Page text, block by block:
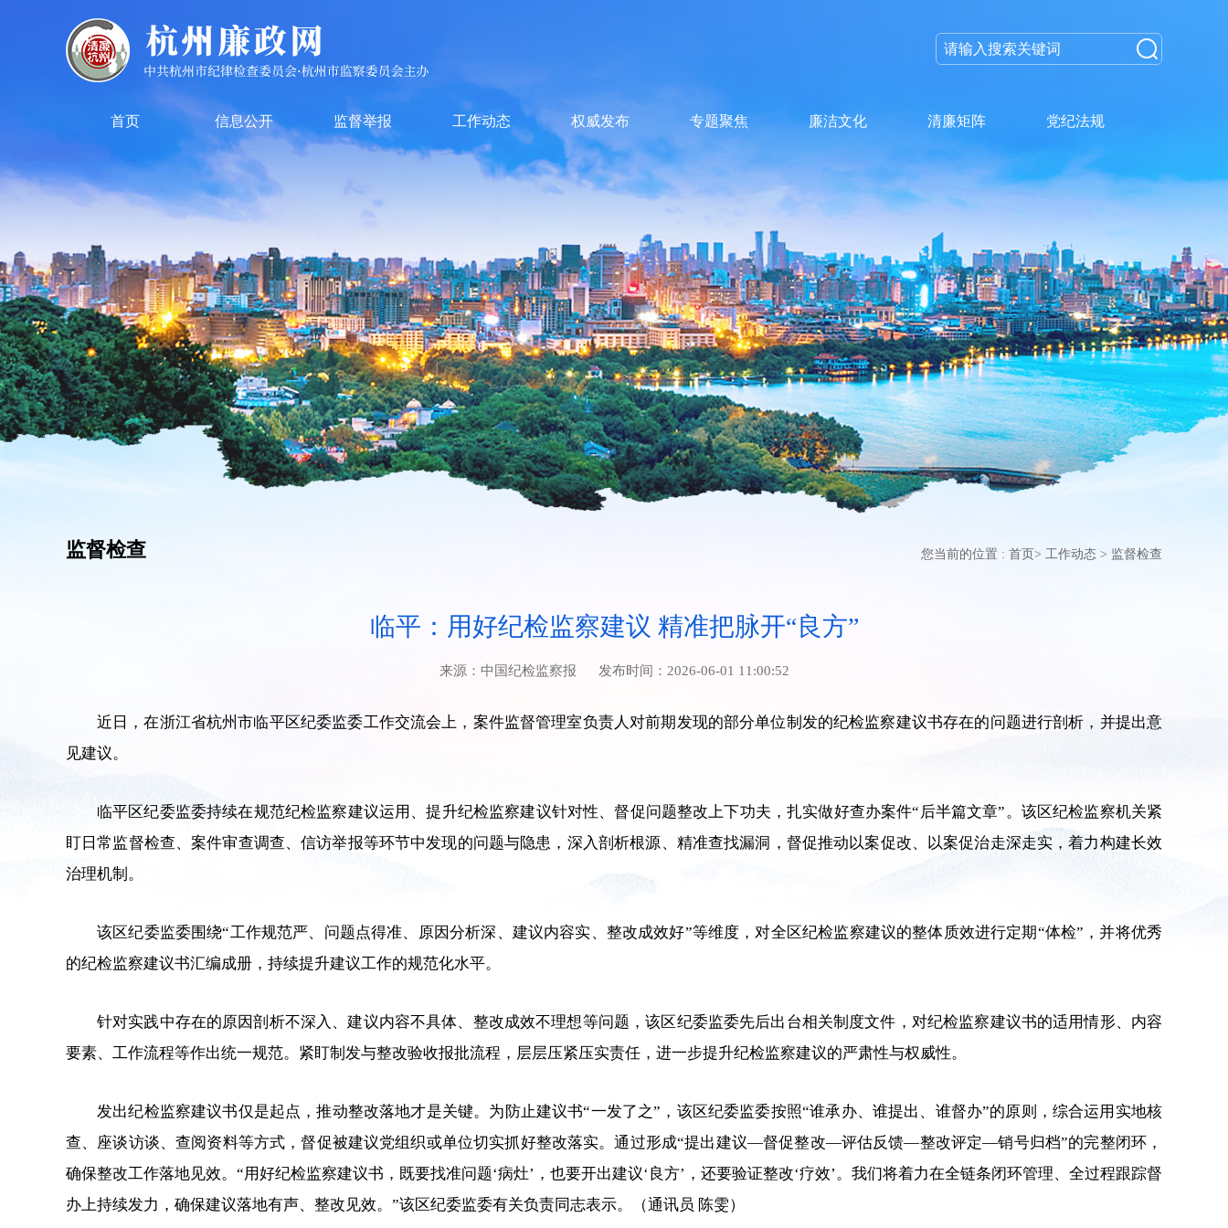
首页 信息公开 监督举报 工作动态 权威发布 专题聚焦 廉洁文化 清廉矩阵 党纪法规
监督检查 您当前的位置 : 首页 > 工作动态 > 监督检查
临平：用好纪检监察建议 精准把脉开“良方”
来源： 中国纪检监察报 发布时间： 2026-06-01 11:00:52
近日，在浙江省杭州市临平区纪委监委工作交流会上，案件监督管理室负责人对前期发现的部分单位制发的纪检监察建议书存在的问题进行剖析，并提出意
见建议。
临平区纪委监委持续在规范纪检监察建议运用、提升纪检监察建议针对性、督促问题整改上下功夫，扎实做好查办案件“后半篇文章”。该区纪检监察机关紧
盯日常监督检查、案件审查调查、信访举报等环节中发现的问题与隐患，深入剖析根源、精准查找漏洞，督促推动以案促改、以案促治走深走实，着力构建长效
治理机制。
该区纪委监委围绕“工作规范严、问题点得准、原因分析深、建议内容实、整改成效好”等维度，对全区纪检监察建议的整体质效进行定期“体检”，并将优秀
的纪检监察建议书汇编成册，持续提升建议工作的规范化水平。
针对实践中存在的原因剖析不深入、建议内容不具体、整改成效不理想等问题，该区纪委监委先后出台相关制度文件，对纪检监察建议书的适用情形、内容
要素、工作流程等作出统一规范。紧盯制发与整改验收报批流程，层层压紧压实责任，进一步提升纪检监察建议的严肃性与权威性。
发出纪检监察建议书仅是起点，推动整改落地才是关键。为防止建议书“一发了之”，该区纪委监委按照“谁承办、谁提出、谁督办”的原则，综合运用实地核
查、座谈访谈、查阅资料等方式，督促被建议党组织或单位切实抓好整改落实。通过形成“提出建议—督促整改—评估反馈—整改评定—销号归档”的完整闭环，
确保整改工作落地见效。“用好纪检监察建议书，既要找准问题‘病灶’，也要开出建议‘良方’，还要验证整改‘疗效’。我们将着力在全链条闭环管理、全过程跟踪督
办上持续发力，确保建议落地有声、整改见效。”该区纪委监委有关负责同志表示。
（通讯员 陈雯）